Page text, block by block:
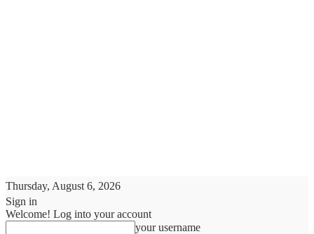
Thursday, August 6, 2026
Sign in
Welcome! Log into your account
your username